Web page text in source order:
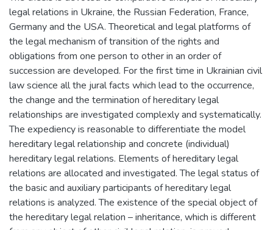
legal relations in Ukraine, the Russian Federation, France,
Germany and the USA. Theoretical and legal platforms of
the legal mechanism of transition of the rights and
obligations from one person to other in an order of
succession are developed. For the first time in Ukrainian civil
law science all the jural facts which lead to the occurrence,
the change and the termination of hereditary legal
relationships are investigated complexly and systematically.
The expediency is reasonable to differentiate the model
hereditary legal relationship and concrete (individual)
hereditary legal relations. Elements of hereditary legal
relations are allocated and investigated. The legal status of
the basic and auxiliary participants of hereditary legal
relations is analyzed. The existence of the special object of
the hereditary legal relation – inheritance, which is different